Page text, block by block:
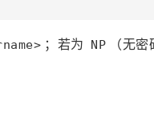
；若为 NP
（无